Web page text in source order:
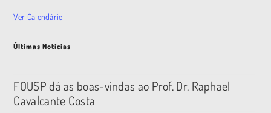
Ver Calendário
Últimas Notícias
FOUSP dá as boas-vindas ao Prof. Dr. Raphael
Cavalcante Costa